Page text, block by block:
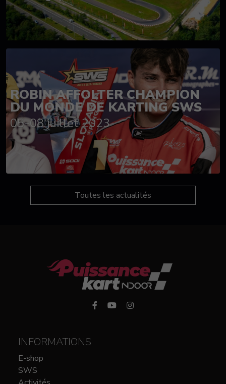
ROBIN AFFOLTER CHAMPION
DU MONDE DE KARTING SWS
05-08 juillet 2023
Toutes les actualités
INFORMATIONS
E-shop
SWS